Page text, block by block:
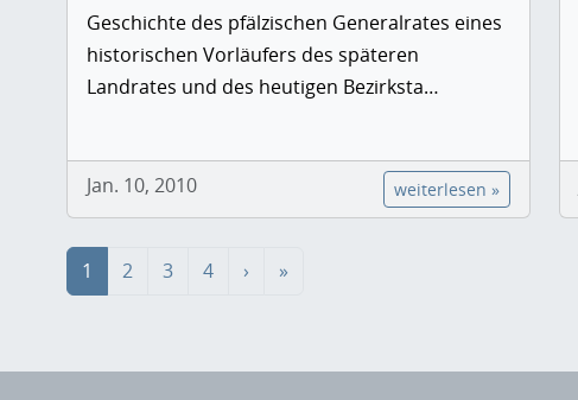
Geschichte des pfälzischen Generalrates eines
historischen Vorläufers des späteren
Landrates und des heutigen Bezirksta…
Jan. 10, 2010 weiterlesen »
1 2 3 4 › »